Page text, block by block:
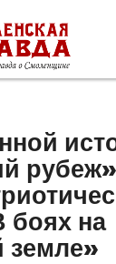
рубеж»
боях на
земле»